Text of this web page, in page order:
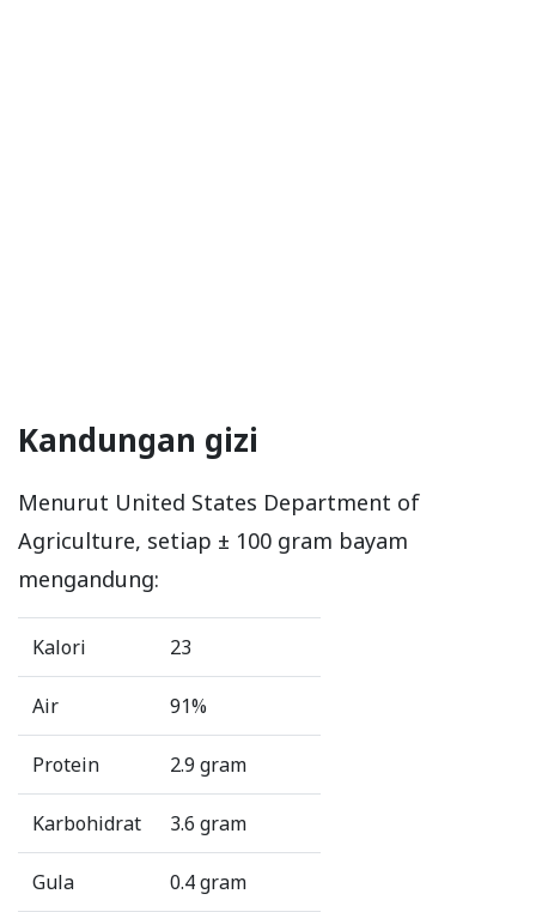
Kandungan gizi
Menurut United States Department of
Agriculture, setiap ± 100 gram bayam
mengandung:
Kalori 23
Air 91%
Protein 2.9 gram
Karbohidrat 3.6 gram
Gula 0.4 gram